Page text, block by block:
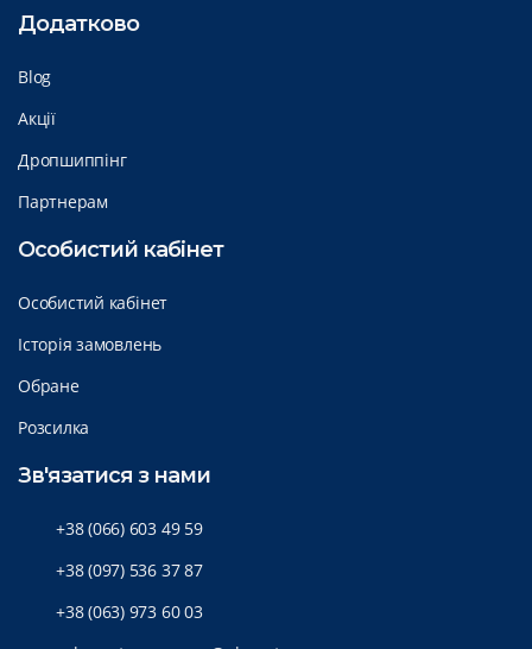
Додатково
Blog
Акції
Дропшиппінг
Партнерам
Особистий кабінет
Особистий кабінет
Історія замовлень
Обране
Розсилка
Зв'язатися з нами
+38 (066) 603 49 59
+38 (097) 536 37 87
+38 (063) 973 60 03